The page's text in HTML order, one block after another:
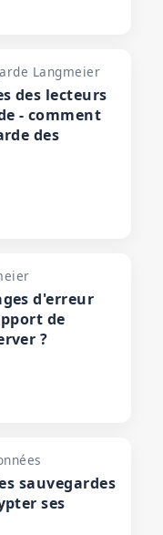
Langmeier
des lecteurs
- comment
des
d'erreur
de
?
sauvegardes
ses